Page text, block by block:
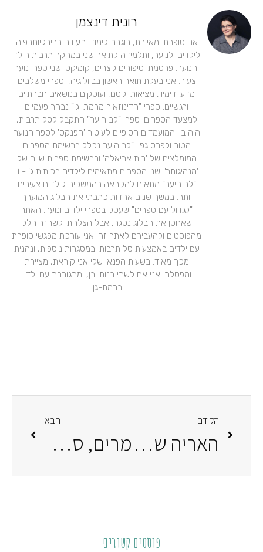
רונית דינצמן
אני סופרת ומאיירת, בוגרת לימודי תעודה בביבליותרפיה
לילדים ולנוער, ותלמידה לתואר שני במחקר תרבות הילד
והנוער. פרסמתי סיפורים קצרים, קומיקס ושני ספרי נוער
צעיר. אני בעלת תואר ראשון בביולוגיה, וספרי משלבים
מדע ודימיון, מציאות וקסם, ועוסקים בנושאים חברתיים
ורגשיים. ספרי "הדינוזאור מרמת-גן" נבחר פעמיים
למצעד הספרים. ספרי "לב היער" התקבל לסל תרבות,
היה בין המועמדים הסופיים לעיטור 'הפנקס' לספר הנוער
הטוב ולפרס גפן. "לב היער נכלל ברשימת הספרים
המומלצים של 'בית אריאלה' וברשימת ספרות שווה של
'מנהיגותה'. שני הספרים מתאימים לילדים בכיתות ג' - ו'.
"לב היער" מתאים להקראה בהמשכים לילדים צעירים
יותר. במשך שנים אחדות כתבתי את הבלוג המוערך
"לגדול עם ספרים" שעסק בספרי ילדים ונוער. האתר
שאחסן את הבלוג נסגר, אבל הצלחתי לשחזר חלק
מהפוסטים ולהעבירם לאתר זה. אני עורכת מפגשי סופרת
עם ילדים באמצעות סל תרבות ובמסגרות נוספות, ונהנית
מכך מאוד. בשעות הפנאי שלי אני קוראת, מציירת
ומפסלת. אני אם לשתי בנות ובן, ומתגוררת עם ילדיי
ברמת-גן.
הקודם
האריה שבפנים
הבא
מרים, ספרי לי את
פוסטים קשורים